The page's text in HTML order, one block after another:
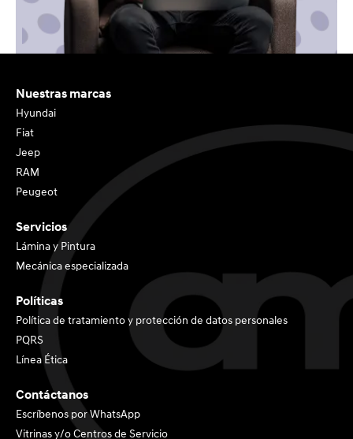
Nuestras marcas
Hyundai
Fiat
Jeep
RAM
Peugeot
Servicios
Lámina y Pintura
Mecánica especializada
Políticas
Política de tratamiento y protección de datos personales
PQRS
Línea Ética
Contáctanos
Escríbenos por WhatsApp
Vitrinas y/o Centros de Servicio